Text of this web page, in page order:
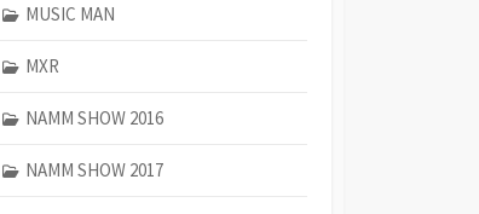
MUSIC MAN
MXR
NAMM SHOW 2016
NAMM SHOW 2017